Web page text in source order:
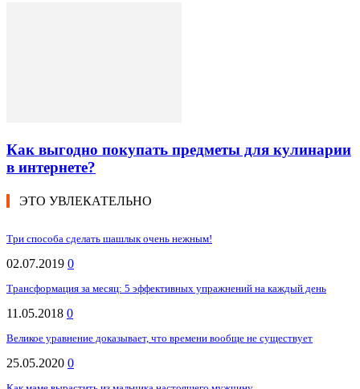
Как выгодно покупать предметы для кулинарии
в интернете?
ЭТО УВЛЕКАТЕЛЬНО
Три способа сделать шашлык очень нежным!
02.07.2019 0
Трансформация за месяц: 5 эффективных упражнений на каждый день
11.05.2018 0
Великое уравнение доказывает, что времени вообще не существует
25.05.2020 0